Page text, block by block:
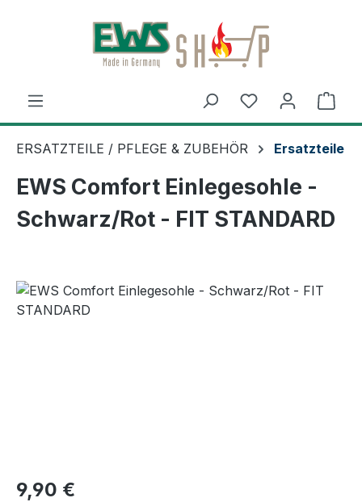
Zum Hauptinhalt springen
ERSATZTEILE / PFLEGE & ZUBEHÖR Ersatzteile
EWS Comfort Einlegesohle -
Schwarz/Rot - FIT STANDARD
Regulärer Preis:
9,90 €